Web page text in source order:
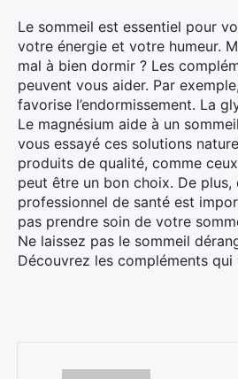
Le sommeil est essentiel pour
votre énergie et votre humeur.
mal à bien dormir ? Les
peuvent vous aider. Par
favorise l’endormissement. La
Le magnésium aide à un
vous essayé ces solutions
produits de qualité, comme
peut être un bon choix. De plus,
professionnel de santé est
pas prendre soin de votre
Ne laissez pas le sommeil
Découvrez les compléments qui